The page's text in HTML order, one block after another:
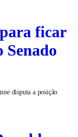
ficar
Senado
disputa a posição